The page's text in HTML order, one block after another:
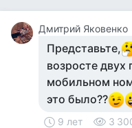
Дмитрий Яковенко
Представьте,
возросте
мобильном
это было??
9 лет 3